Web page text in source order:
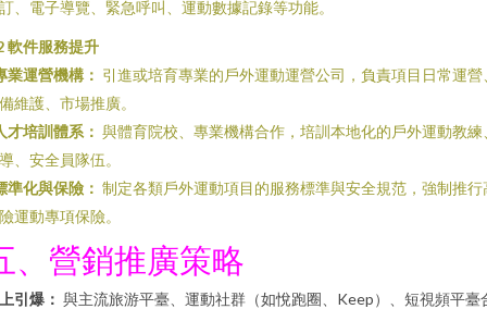
、電子導覽、緊急呼叫、運動數據記錄等功能。
軟件服務提升
業運營機構： 引進或培育專業的戶外運動運營公司，負責項目日常運營
維護、市場推廣。
才培訓體系： 與體育院校、專業機構合作，培訓本地化的戶外運動教練
、安全員隊伍。
準化與保險： 制定各類戶外運動項目的服務標準與安全規范，強制推行
運動專項保險。
、營銷推廣策略
引爆： 與主流旅游平臺、運動社群（如悅跑圈、Keep）、短視頻平臺